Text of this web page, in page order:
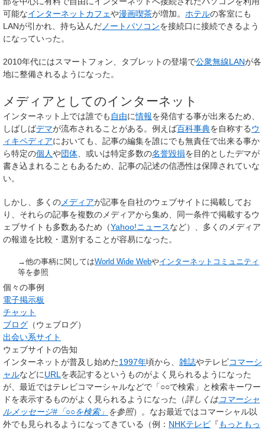
可能なインターネットカフェや漫画喫茶が増加。 ホテルの客室にも
LANが引かれ、持ち込んだ ノートパソコンを接続口に接続できるよう
になっていった。
2010年代にはスマートフォン、タブレットの登場で公衆無線LANが各
地に整備されるようになった。
メディアとしてのインターネット
インターネット上では誰でも 自由に情報を発信する事が出来るため、
しばしばデマが流布されることがある。例えば百科事典を自称するウ
ィキペディアにおいても、記事の編集を誰にでも無責任で出来る事か
ら特定の個人や団体 、或いは特定多数の名誉毀損を目的としたデマが
書き込まれることもあるため、記事の記述の信憑性は保障されていな
い。
しかし、多くの メディアが記事を自社のウェブサイトに掲載してお
り、それらの記事を複数のメディアから集め、同一条件で掲載するウ
ェブサイトも多数あるため（Yahoo!ニュースなど）、多くのメディア
の報道を比較・選別することが容易になった。
→他の事柄に関してはWorld Wide Webやインターネットコミュニティ
等を参照
個々の事例
電子掲示板
チャット
ブログ （ウェブログ）
出会い系サイト
ウェブサイトの告知
インターネットが普及し始めた1997年頃から、 雑誌やテレビコマーシ
ャルなどにURLを表記するというものがよく見られるようになった
が、最近ではテレビコマーシャルなどで「○○で検索」と検索キーワー
ドを表示するものがよく見られるようになった（詳しくはコマーシャ
ルメッセージ#「○○を検索」 を参照）。なお最近ではコマーシャル以
外でも見られるようになってきている（例： NHKテレビ 『もっともっ